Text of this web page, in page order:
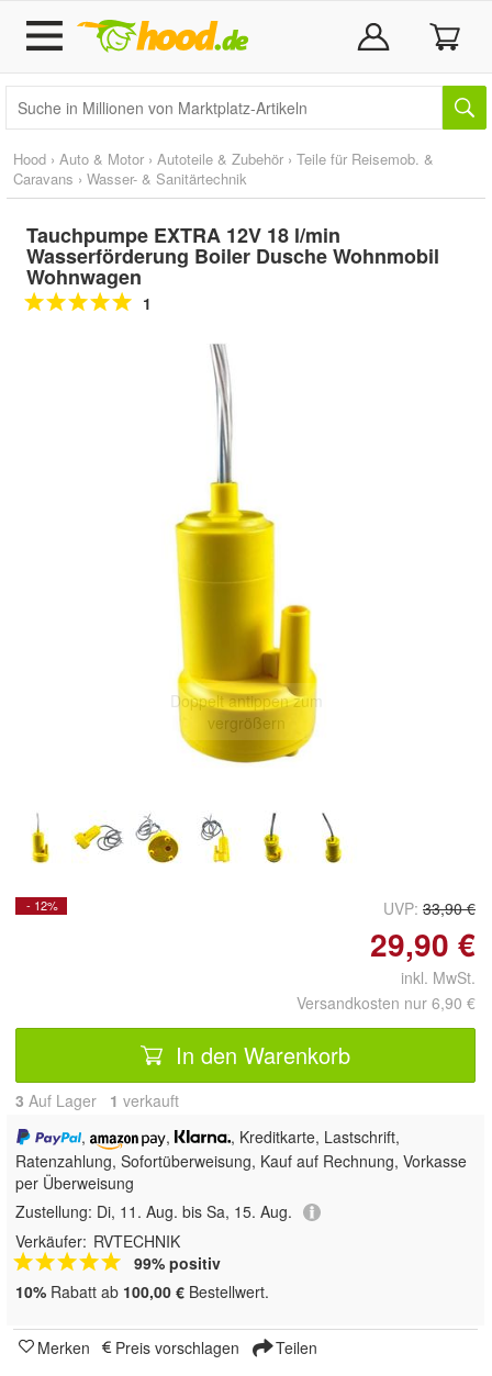
Hood › Auto & Motor › Autoteile & Zubehör › Teile für Reisemob. &
Caravans › Wasser- & Sanitärtechnik
Tauchpumpe EXTRA 12V 18 l/min
Wasserförderung Boiler Dusche Wohnmobil
Wohnwagen
1
Doppelt antippen zum
vergrößern
- 12% UVP: 33,90 €
29,90 €
inkl. MwSt.
Versandkosten nur 6,90 €
In den Warenkorb
3 Auf Lager 1 verkauft
,
,
, Kreditkarte, Lastschrift,
Ratenzahlung, Sofortüberweisung, Kauf auf Rechnung, Vorkasse
per Überweisung
Zustellung: Di, 11. Aug. bis Sa, 15. Aug.
Verkäufer: RVTECHNIK
99% positiv
10% Rabatt ab 100,00 € Bestellwert.
Merken Preis vorschlagen Teilen